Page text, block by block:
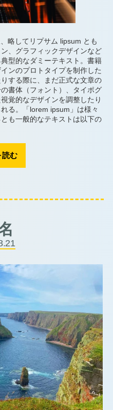
略してリプサム lipsum とも
、グラフィックデザインなど
型的なダミーテキスト。書籍
ンのプロトタイプを制作した
する際に、まだ正式な文章の
書体（フォント）、タイポグ
覚的なデザインを調整したり
る。「lorem ipsum」は様々
も一般的なテキストは以下の
読む
し”